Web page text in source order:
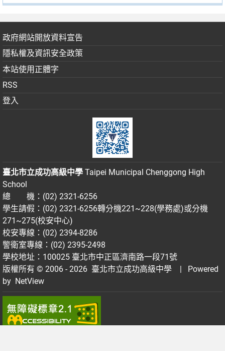
政府網站開放資料宣告
隱私權及資訊安全政策
本站使用正體字
RSS
登入
臺北市立成功高級中學 Taipei Municipal Chenggong High
School
總 機：(02) 2321-6256
學生請假：(02) 2321-6256轉分機221~228(學務處)或分機
271~275(校安中心)
校安專線：(02) 2394-8286
警衛室專線：(02) 2395-2498
學校地址：100025 臺北市中正區濟南路一段71號
版權所有 © 2006 - 2026 臺北市立成功高級中學
| Powered
by NetView